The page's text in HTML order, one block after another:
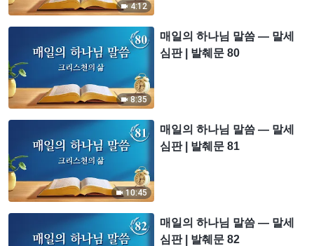
4:12
8:35
매일의 하나님 말씀 ― 말세
심판 | 발췌문 80
10:45
매일의 하나님 말씀 ― 말세
심판 | 발췌문 81
매일의 하나님 말씀 ― 말세
심판 | 발췌문 82